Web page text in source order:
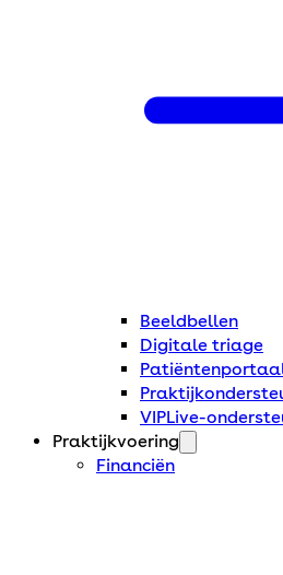
Beeldbellen
Digitale triage
VIPLive-
Praktijkvoering
Financiën